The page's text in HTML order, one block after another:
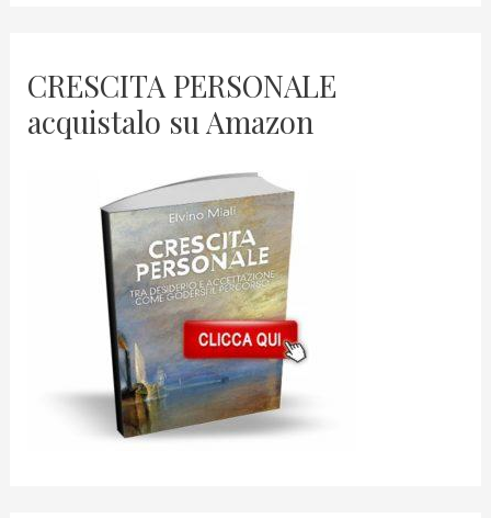
CRESCITA PERSONALE
acquistalo su Amazon